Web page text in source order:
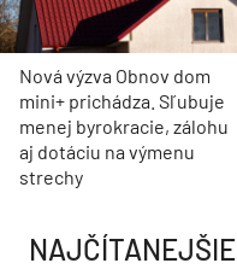
Nová výzva Obnov dom
mini+ prichádza. Sľubuje
menej byrokracie, zálohu
aj dotáciu na výmenu
strechy
NAJČÍTANEJŠIE